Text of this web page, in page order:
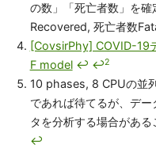
の数」「死亡者数」を
Recovered, 死亡者数
[CovsirPhy] COVID-19
F model ↩ ↩2
10 phases, 8 CPUの並
であれば待てるが、デ
タを分析する場合がある
↩